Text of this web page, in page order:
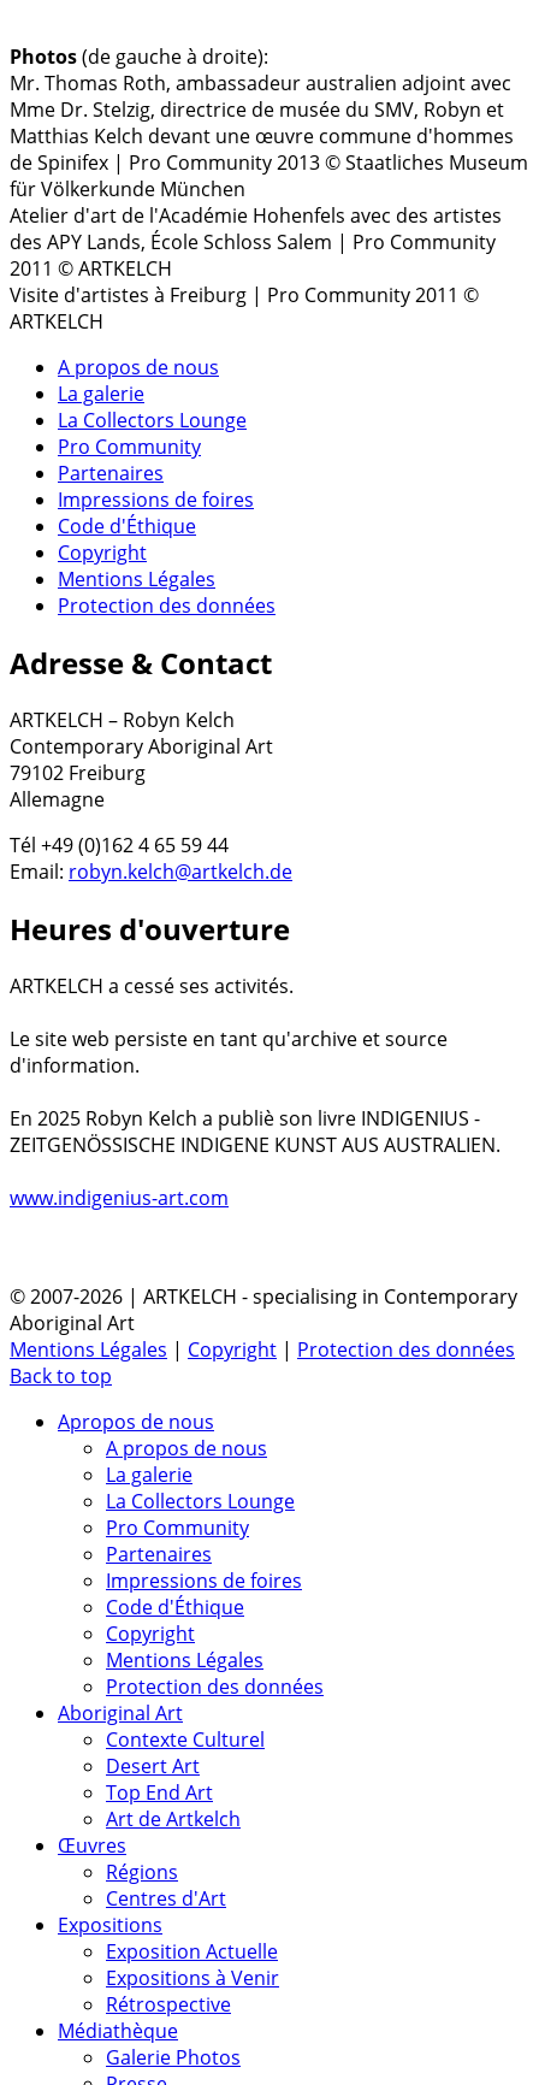
Photos(de gauche à droite):
Mr. Thomas Roth, ambassadeur australien adjoint avec
Mme Dr. Stelzig, directrice de musée du SMV, Robyn et
Matthias Kelch devant une œuvre commune d'hommes
de Spinifex | Pro Community 2013 © Staatliches Museum
für Völkerkunde München
Atelier d'art de l'Académie Hohenfels avec des artistes
des APY Lands, École Schloss Salem | Pro Community
2011 © ARTKELCH
Visite d'artistes à Freiburg | Pro Community 2011 ©
ARTKELCH
A propos de nous
La galerie
La Collectors Lounge
Pro Community
Partenaires
Impressions de foires
Code d'Éthique
Copyright
Mentions Légales
Protection des données
Adresse & Contact
ARTKELCH – Robyn Kelch
Contemporary Aboriginal Art
79102 Freiburg
Allemagne
Tél +49 (0)162 4 65 59 44
Email: robyn.kelch@artkelch.de
Heures d'ouverture
ARTKELCH a cessé ses activités.
Le site web persiste en tant qu'archive et source
d'information.
En 2025 Robyn Kelch a publiè son livre INDIGENIUS -
ZEITGENÖSSISCHE INDIGENE KUNST AUS AUSTRALIEN.
www.indigenius-art.com
© 2007-2026 | ARTKELCH - specialising in Contemporary
Aboriginal Art
Mentions Légales | Copyright | Protection des données
Back to top
Apropos de nous
A propos de nous
La galerie
La Collectors Lounge
Pro Community
Partenaires
Impressions de foires
Code d'Éthique
Copyright
Mentions Légales
Protection des données
Aboriginal Art
Contexte Culturel
Desert Art
Top End Art
Art de Artkelch
Œuvres
Régions
Centres d'Art
Expositions
Exposition Actuelle
Expositions à Venir
Rétrospective
Médiathèque
Galerie Photos